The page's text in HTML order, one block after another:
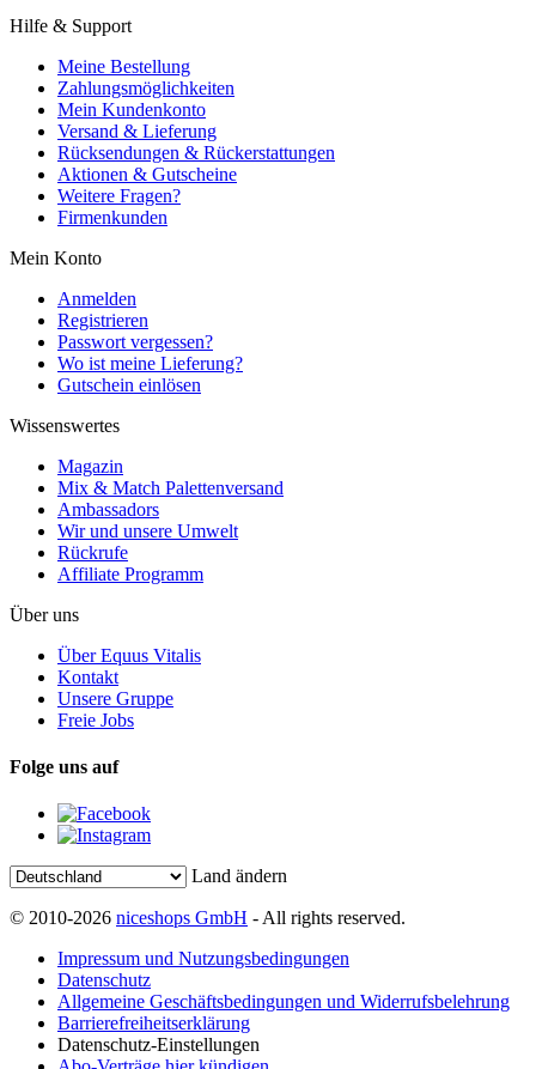
Hilfe & Support
Meine Bestellung
Zahlungsmöglichkeiten
Mein Kundenkonto
Versand & Lieferung
Rücksendungen & Rückerstattungen
Aktionen & Gutscheine
Weitere Fragen?
Firmenkunden
Mein Konto
Anmelden
Registrieren
Passwort vergessen?
Wo ist meine Lieferung?
Gutschein einlösen
Wissenswertes
Magazin
Mix & Match Palettenversand
Ambassadors
Wir und unsere Umwelt
Rückrufe
Affiliate Programm
Über uns
Über Equus Vitalis
Kontakt
Unsere Gruppe
Freie Jobs
Folge uns auf
Land ändern
© 2010-2026 niceshops GmbH - All rights reserved.
Impressum und Nutzungsbedingungen
Datenschutz
Allgemeine Geschäftsbedingungen und Widerrufsbelehrung
Barrierefreiheitserklärung
Datenschutz-Einstellungen